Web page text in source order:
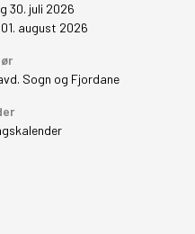
30. juli 2026
august 2026
Sogn og Fjordane